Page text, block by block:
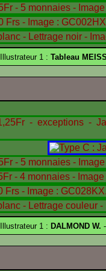
1 : Tableau
1 : DALMOND W.